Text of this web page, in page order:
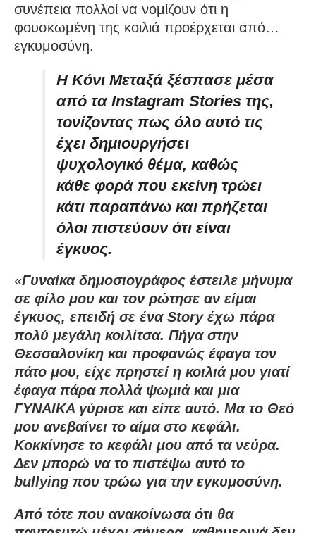
συνέπεια πολλοί να νομίζουν ότι η
φουσκωμένη της κοιλιά προέρχεται από…
εγκυμοσύνη.
Η Κόνι Μεταξά ξέσπασε μέσα
από τα Instagram Stories της,
τονίζοντας πως όλο αυτό τις
έχει δημιουργήσει
ψυχολογικό θέμα, καθώς
κάθε φορά που εκείνη τρώει
κάτι παραπάνω και πρήζεται
όλοι πιστεύουν ότι είναι
έγκυος.
«Γυναίκα δημοσιογράφος έστειλε μήνυμα
σε φίλο μου και τον ρώτησε αν είμαι
έγκυος, επειδή σε ένα Story έχω πάρα
πολύ μεγάλη κοιλίτσα. Πήγα στην
Θεσσαλονίκη και προφανώς έφαγα τον
πάτο μου, είχε πρηστεί η κοιλιά μου γιατί
έφαγα πάρα πολλά ψωμιά και μια
ΓΥΝΑΙΚΑ γύρισε και είπε αυτό. Μα το Θεό
μου ανεβαίνει το αίμα στο κεφάλι.
Κοκκίνησε το κεφάλι μου από τα νεύρα.
Δεν μπορώ να το πιστέψω αυτό το
bullying που τρώω για την εγκυμοσύνη.
Από τότε που ανακοίνωσα ότι θα